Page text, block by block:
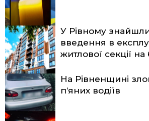
У Рівному
введення в
житлової секції
На Рівненщині
п’яних водіїв